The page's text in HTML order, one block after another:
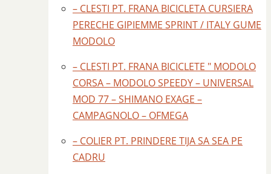
– CLESTI PT. FRANA BICICLETA CURSIERA
PERECHE GIPIEMME SPRINT / ITALY GUME
MODOLO
– CLESTI PT. FRANA BICICLETE " MODOLO
CORSA – MODOLO SPEEDY – UNIVERSAL
MOD 77 – SHIMANO EXAGE –
CAMPAGNOLO – OFMEGA
– COLIER PT. PRINDERE TIJA SA SEA PE
CADRU